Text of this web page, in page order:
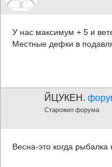
У нас максимум + 5 и
Местные дефки в
ЙЦУКЕН.
Старожил форума
Весна-это когда рыбалка